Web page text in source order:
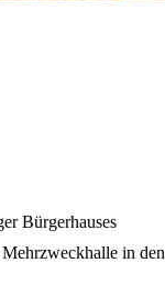
Bürgerhauses
in den